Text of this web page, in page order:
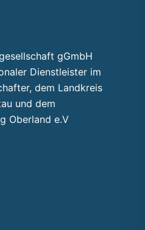
gGmbH
Dienstleister im
dem Landkreis
und dem
Oberland e.V